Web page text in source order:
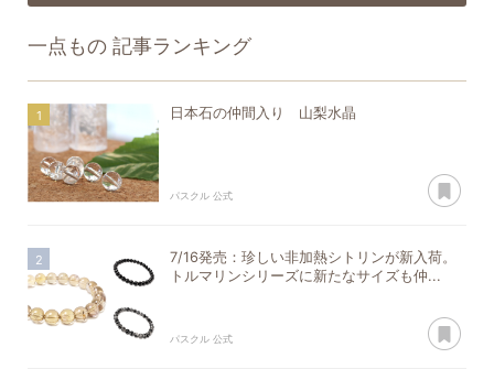
一点もの 記事ランキング
日本石の仲間入り 山梨水晶
パスクル 公式
7/16発売：珍しい非加熱シトリンが新入荷。
トルマリンシリーズに新たなサイズも仲...
パスクル 公式